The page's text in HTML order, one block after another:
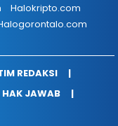
Halokripto.com
REDAKSI
HAK JAWAB